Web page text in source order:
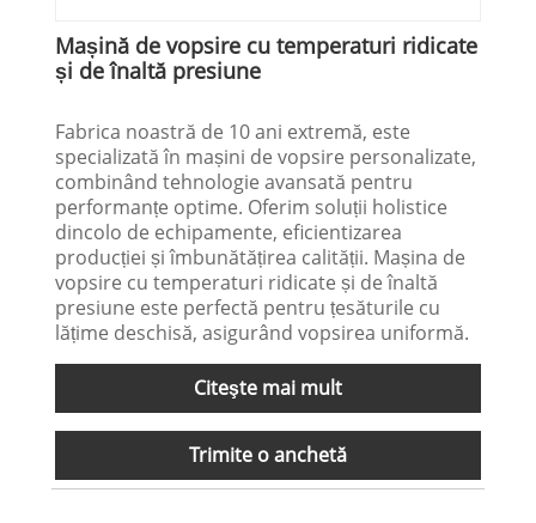
Mașină de vopsire cu temperaturi ridicate
și de înaltă presiune
Fabrica noastră de 10 ani extremă, este
specializată în mașini de vopsire personalizate,
combinând tehnologie avansată pentru
performanțe optime. Oferim soluții holistice
dincolo de echipamente, eficientizarea
producției și îmbunătățirea calității. Mașina de
vopsire cu temperaturi ridicate și de înaltă
presiune este perfectă pentru țesăturile cu
lățime deschisă, asigurând vopsirea uniformă.
Citeşte mai mult
Trimite o anchetă